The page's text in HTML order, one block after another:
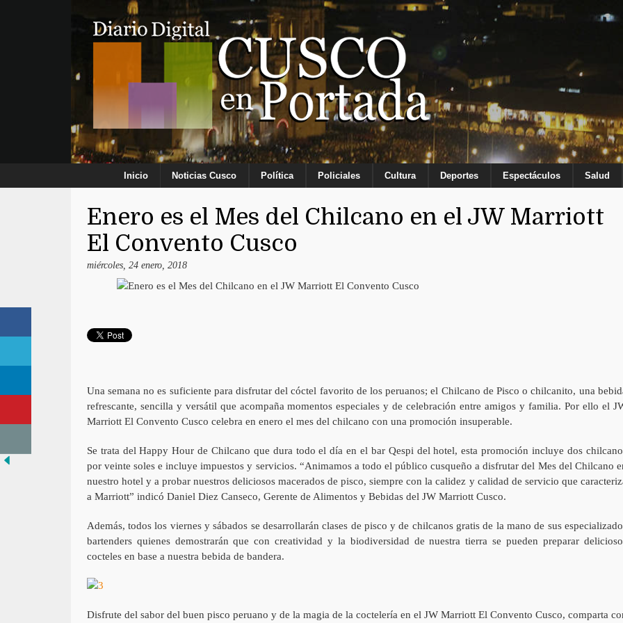
Inicio Noticias Cusco Política Policiales Cultura Deportes Espectáculos Salud
Enero es el Mes del Chilcano en el JW Marriott
El Convento Cusco
miércoles, 24 enero, 2018
Una semana no es suficiente para disfrutar del cóctel favorito de los peruanos; el Chilcano de Pisco o chilcanito, una
refrescante, sencilla y versátil que acompaña momentos especiales y de celebración entre amigos y familia. Por ello el
Marriott El Convento Cusco celebra en enero el mes del chilcano con una promoción insuperable.
Se trata del Happy Hour de Chilcano que dura todo el día en el bar Qespi del hotel, esta promoción incluye dos
por veinte soles e incluye impuestos y servicios. “Animamos a todo el público cusqueño a disfrutar del Mes del Chilcano
nuestro hotel y a probar nuestros deliciosos macerados de pisco, siempre con la calidez y calidad de servicio que
a Marriott” indicó Daniel Diez Canseco, Gerente de Alimentos y Bebidas del JW Marriott Cusco.
Además, todos los viernes y sábados se desarrollarán clases de pisco y de chilcanos gratis de la mano de sus
bartenders quienes demostrarán que con creatividad y la biodiversidad de nuestra tierra se pueden preparar
cocteles en base a nuestra bebida de bandera.
Disfrute del sabor del buen pisco peruano y de la magia de la coctelería en el JW Marriott El Convento Cusco, comparta